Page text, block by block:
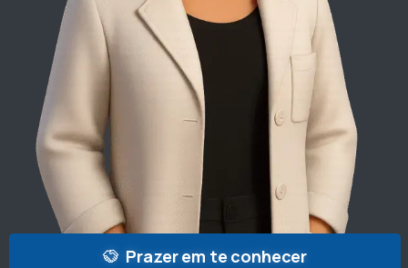
Prazer em te conhecer